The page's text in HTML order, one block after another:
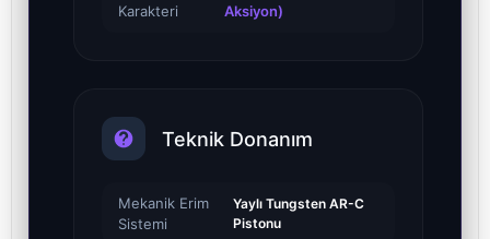
Karakteri
Aksiyon)
Teknik Donanım
Mekanik Erim
Sistemi
Yaylı Tungsten AR-C
Pistonu